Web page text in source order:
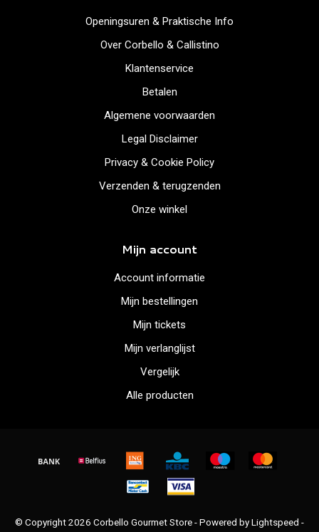
Openingsuren & Praktische Info
Over Corbello & Callistino
Klantenservice
Betalen
Algemene voorwaarden
Legal Disclaimer
Privacy & Cookie Policy
Verzenden & terugzenden
Onze winkel
Mijn account
Account informatie
Mijn bestellingen
Mijn tickets
Mijn verlanglijst
Vergelijk
Alle producten
© Copyright 2026 Corbello Gourmet Store - Powered byLightspeed -